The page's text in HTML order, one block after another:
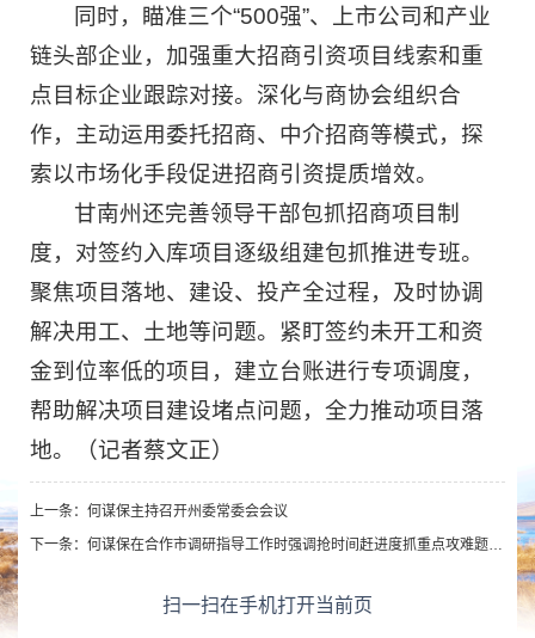
同时，瞄准三个“500强”、上市公司和产业
链头部企业，加强重大招商引资项目线索和重
点目标企业跟踪对接。深化与商协会组织合
作，主动运用委托招商、中介招商等模式，探
索以市场化手段促进招商引资提质增效。
甘南州还完善领导干部包抓招商项目制
度，对签约入库项目逐级组建包抓推进专班。
聚焦项目落地、建设、投产全过程，及时协调
解决用工、土地等问题。紧盯签约未开工和资
金到位率低的项目，建立台账进行专项调度，
帮助解决项目建设堵点问题，全力推动项目落
地。（记者蔡文正）
上一条： 何谋保主持召开州委常委会会议
下一条： 何谋保在合作市调研指导工作时强调抢时间赶进度抓重点攻难题扎实推动县域经济高质量发展
扫一扫在手机打开当前页